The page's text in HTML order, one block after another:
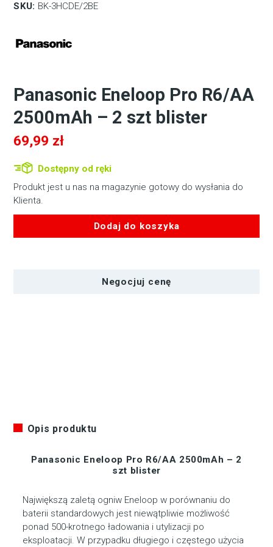
SKU: BK-3HCDE/2BE
Panasonic Eneloop Pro R6/AA
2500mAh – 2 szt blister
69,99 zł
Dostępny od ręki
Produkt jest u nas na magazynie gotowy do wysłania do
Klienta.
Dodaj do koszyka
Negocjuj cenę
Opis produktu
Panasonic Eneloop Pro R6/AA 2500mAh – 2
szt blister
Największą zaletą ogniw Eneloop w porównaniu do
baterii standardowych jest niewątpliwie możliwość
ponad 500-krotnego ładowania i utylizacji po
eksploatacji. W przypadku długiego i częstego użycia